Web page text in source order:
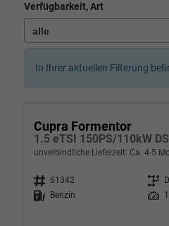
Verfügbarkeit, Art
In Ihrer aktuellen Filterung
Cupra Formentor
1.5 eTSI 150PS/110kW
unverbindliche Lieferzeit: Ca. 4-5
Fahrzeugnr. 61342 Getriebe
Kraftstoff
Benzin Leistung